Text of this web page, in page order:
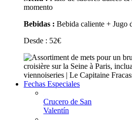
momento
Bebidas : Bebida caliente + Jugo
Desde : 52€
Fechas Especiales
Crucero de San
Valentín